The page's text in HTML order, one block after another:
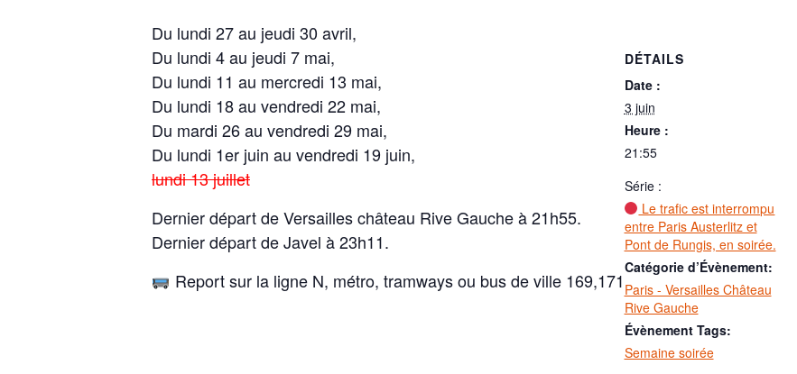
Du lundi 27 au jeudi 30 avril,
Du lundi 4 au jeudi 7 mai,
Du lundi 11 au mercredi 13 mai,
Du lundi 18 au vendredi 22 mai,
Du mardi 26 au vendredi 29 mai,
Du lundi 1er juin au vendredi 19 juin,
lundi 13 juillet
Dernier départ de Versailles château Rive Gauche à 21h55.
Dernier départ de Javel à 23h11.
Report sur la ligne N, métro, tramways ou bus de ville 169,171
DÉTAILS
Date :
3 juin
Heure :
21:55
Série :
Le trafic est interrompu
entre Paris Austerlitz et
Pont de Rungis, en soirée.
Catégorie d’Évènement:
Paris - Versailles Château
Rive Gauche
Évènement Tags:
Semaine soirée